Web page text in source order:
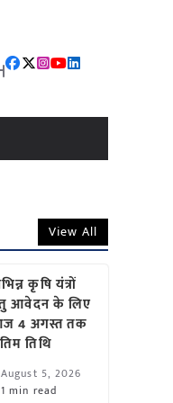
View All
कृषि यंत्रों
आवेदन के लिए
4 अगस्त तक
तिथि
August 5, 2026
1 min read